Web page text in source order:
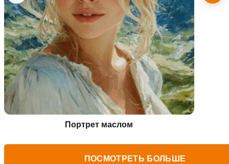
Портрет маслом
ПОСМОТРЕТЬ БОЛЬШЕ